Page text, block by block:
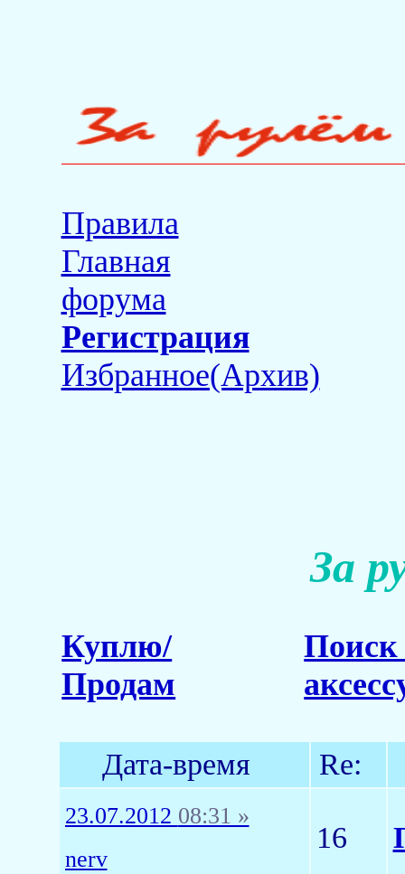
Правила
Главная
форума
Регистрация
Избранное(Архив)
За
Куплю/
Продам
Поиск
Дата-время Re:
23.07.2012 08:31 »
nerv
16